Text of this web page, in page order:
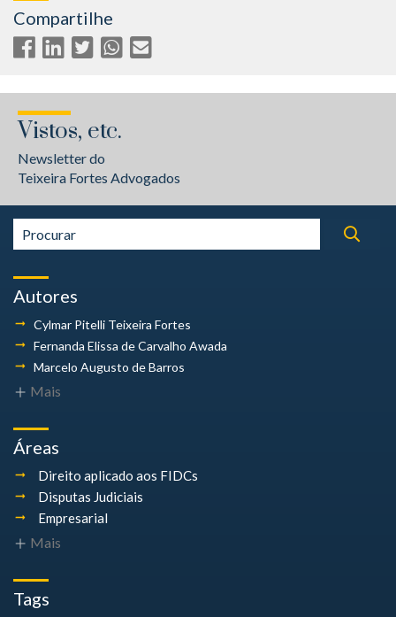
Compartilhe
Vistos, etc.
Newsletter do
Teixeira Fortes Advogados
Autores
Cylmar Pitelli Teixeira Fortes
Fernanda Elissa de Carvalho Awada
Marcelo Augusto de Barros
Mais
Áreas
Direito aplicado aos FIDCs
Disputas Judiciais
Empresarial
Mais
Tags